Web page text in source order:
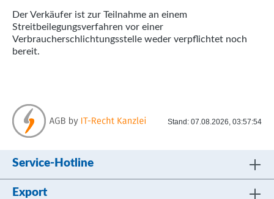
Der Verkäufer ist zur Teilnahme an einem
Streitbeilegungsverfahren vor einer
Verbraucherschlichtungsstelle weder verpflichtet noch
bereit.
Stand: 07.08.2026, 03:57:54
Service-Hotline
Export